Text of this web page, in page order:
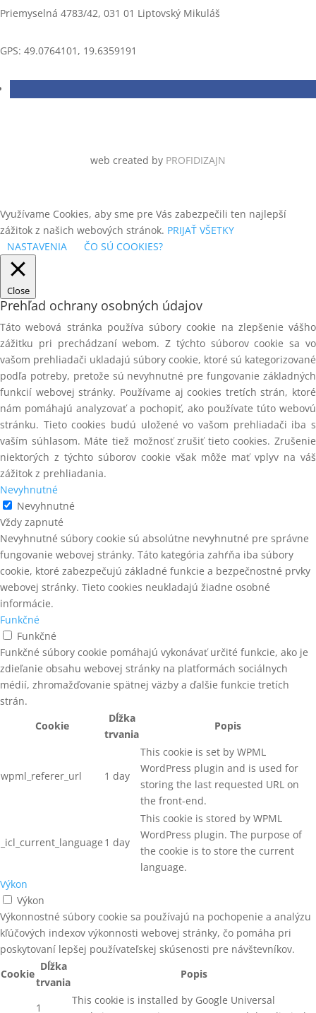
SKRUTKY NA TESÁRSKE KOVANIE
SKRUTKY NEREZOVÉ TERASOVÉ
FERMACELL V PÁSE
ŠPECIÁLNE SPOJOVAČE
ŠPIRÁLOVÉ HADICE
SPONA TYP 11
SPONA TYP 53
HRUBÉ SPONY
SPONKOVAČKY NA TENKÉ SPONY
SPONY
SPONY 14
SPONY 140
SPONY 16 (155)
SPONY 180
SPONY 380
SPONY 90
SPONY 92
SPONY A KOLÍČKY
SPONY kartonážne 35
SPONY PRIEMYSELNÉ
STAVEBNÉ SKRUTKY
STAVEBNÉ SKRUTKY S
STOJANOVÉ ODVÍJAČKY
STRIHACIE ZARIADENIA
STROJE NA VÝROBU PALIET
TEXTILNÉ PÁSKY (PES)
Trapézové tyče - C15
UŤAHOVAČKY SKRUTIEK
PLYNOVÉ KLINCOVAČKY TJEP
PNEUMATICKÉ KLINCOVAČKY A
SPONKOVAČKY EVERWIN
PNEUMATICKÉ MONTÁŽNE
DREVENÉ KONŠTRUKCIE
NEREZOVÉ
PODLOŽKY PLOCHÉ PRE
DREVENÉ KONŠTRUKCIE
POLYESTEROVÉ PÁSKY (PET)
POLYPROPYLENOVÉ PÁSKY (PP)
PRIEMYSELNÉ SPOJOVAČE
Prievlakové kotvy
PRÍSLUŠENSTVO
ROZMIETACIE PÍLY FLS
RUČNÉ NÁRADIE
SÁDROKARTÓNOVÉ
SADY NA ZAVESENIE
KLINCOVAČIEK K PALETOVACÍM
STOLOM
SKRUTKO-KLINCE
Skrutkové kompresory Airmaster
INDUSTRY - na vzdušniku so
sušičkou
SKRUTKY NA TESÁRSKE KOVANIE
SKRUTKY NEREZOVÉ TERASOVÉ
SKRUTKY SÁDROKARTONOVÉ A
FERMACELL V PÁSE
záp.hlava, čiastočný závit, žltý
ŠPIRÁLOVÉ HADICE
SPONA TYP 53
SPONKOVAČKY NA STREDNÉ A
HRUBÉ SPONY
SPONKOVAČKY NA TENKÉ SPONY
Priemyselná 4783/42, 031 01 Liptovský Mikuláš
GPS: 49.0764101, 19.6359191
web created by PROFIDIZAJN
Využívame Cookies, aby sme pre Vás zabezpečili ten najlepší
zážitok z našich webových stránok. PRIJAŤ VŠETKY
NASTAVENIA
ČO SÚ COOKIES?
Close
Prehľad ochrany osobných údajov
Táto webová stránka používa súbory cookie na zlepšenie vášho
zážitku pri prechádzaní webom. Z týchto súborov cookie sa vo
vašom prehliadači ukladajú súbory cookie, ktoré sú kategorizované
podľa potreby, pretože sú nevyhnutné pre fungovanie základných
funkcií webovej stránky. Používame aj cookies tretích strán, ktoré
nám pomáhajú analyzovať a pochopiť, ako používate túto webovú
stránku. Tieto cookies budú uložené vo vašom prehliadači iba s
vaším súhlasom. Máte tiež možnosť zrušiť tieto cookies. Zrušenie
niektorých z týchto súborov cookie však môže mať vplyv na váš
zážitok z prehliadania.
Nevyhnutné
Nevyhnutné
Vždy zapnuté
Nevyhnutné súbory cookie sú absolútne nevyhnutné pre správne
fungovanie webovej stránky. Táto kategória zahŕňa iba súbory
cookie, ktoré zabezpečujú základné funkcie a bezpečnostné prvky
webovej stránky. Tieto cookies neukladajú žiadne osobné
informácie.
Funkčné
Funkčné
Funkčné súbory cookie pomáhajú vykonávať určité funkcie, ako je
zdieľanie obsahu webovej stránky na platformách sociálnych
médií, zhromažďovanie spätnej väzby a ďalšie funkcie tretích
strán.
Cookie
Dĺžka
trvania
Popis
wpml_referer_url 1 day
This cookie is set by WPML
WordPress plugin and is used for
storing the last requested URL on
the front-end.
_icl_current_language 1 day
This cookie is stored by WPML
WordPress plugin. The purpose of
the cookie is to store the current
language.
Výkon
Výkon
Výkonnostné súbory cookie sa používajú na pochopenie a analýzu
kľúčových indexov výkonnosti webovej stránky, čo pomáha pri
poskytovaní lepšej používateľskej skúsenosti pre návštevníkov.
Cookie
Dĺžka
trvania
Popis
1
This cookie is installed by Google Universal